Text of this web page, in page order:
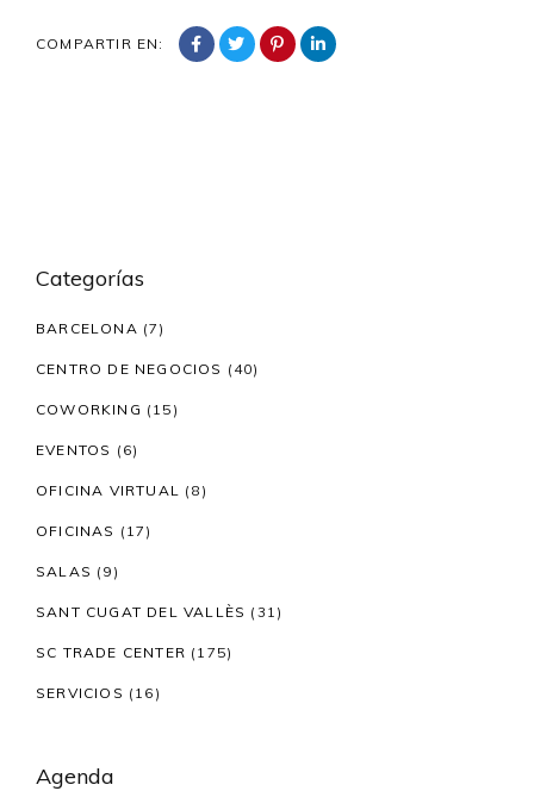
COMPARTIR EN:
Categorías
BARCELONA (7)
CENTRO DE NEGOCIOS (40)
COWORKING (15)
EVENTOS (6)
OFICINA VIRTUAL (8)
OFICINAS (17)
SALAS (9)
SANT CUGAT DEL VALLÈS (31)
SC TRADE CENTER (175)
SERVICIOS (16)
Agenda